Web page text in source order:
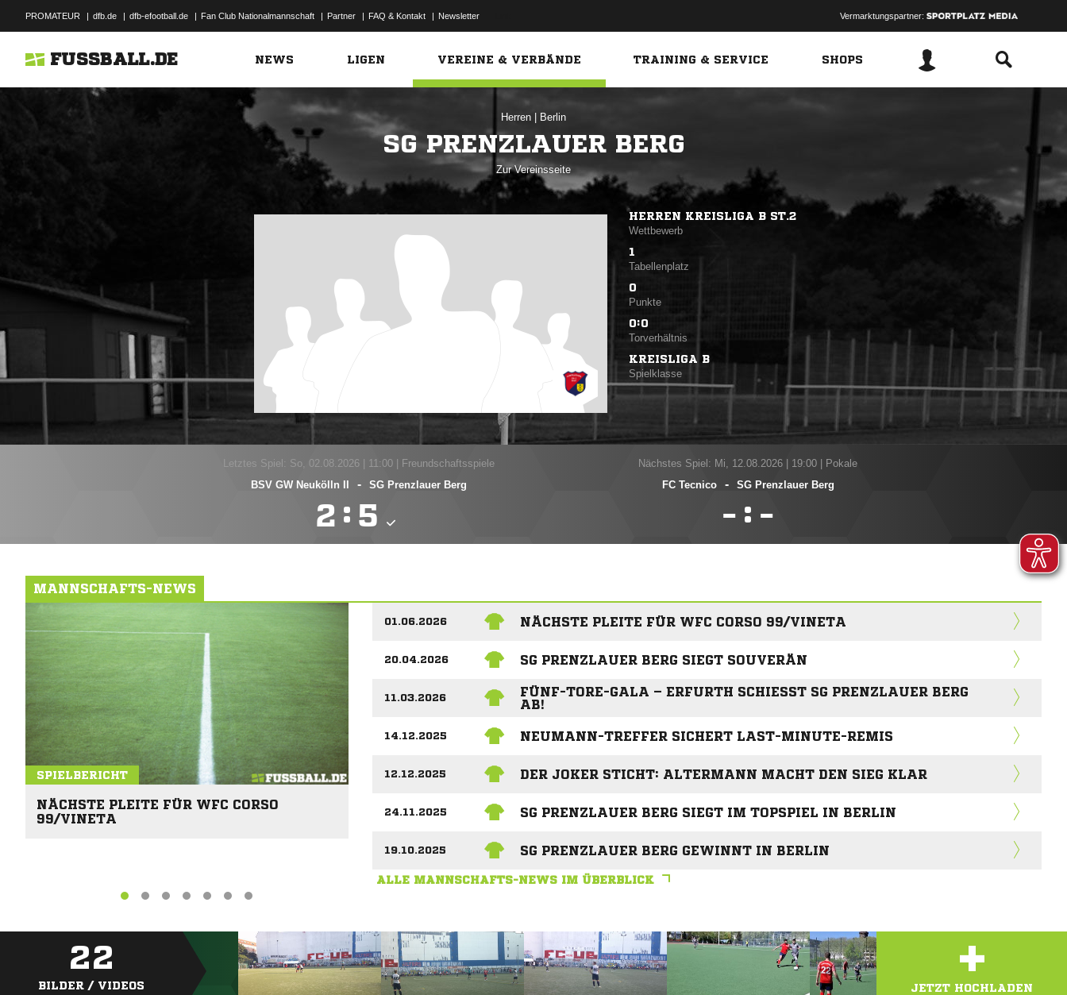
PROMATEUR | dfb.de | dfb-efootball.de | Fan Club Nationalmannschaft | Partner | FAQ & Kontakt | Newsletter Vermarktungspartner:
FUSSBALL.DE NEWS LIGEN VEREINE & VERBÄNDE TRAINING & SERVICE SHOPS
Herren Berlin
SG PRENZLAUER BERG
Zur Vereinsseite
HERREN KREISLIGA B ST.2
Wettbewerb
1
Tabellenplatz
0
Punkte
0:0
Torverhältnis
KREISLIGA B
Spielklasse
Letztes Spiel: So, 02.08.2026
11:00 | Freundschaftsspiele
BSV GW Neukölln II
- SG Prenzlauer Berg
 : 
Nächstes Spiel: Mi, 12.08.2026
19:00 | Pokale
FC Tecnico
- SG Prenzlauer Berg
 : 
MANNSCHAFTS-NEWS
SPIELBERICHT
NÄCHSTE PLEITE FÜR WFC CORSO
99/VINETA
01.06.2026 NÄCHSTE PLEITE FÜR WFC CORSO 99/VINETA
20.04.2026 SG PRENZLAUER BERG SIEGT SOUVERÄN
11.03.2026
FÜNF-TORE-GALA – ERFURTH SCHIESST SG PRENZLAUER BERG A
B!
14.12.2025 NEUMANN-TREFFER SICHERT LAST-MINUTE-REMIS
12.12.2025 DER JOKER STICHT: ALTERMANN MACHT DEN SIEG KLAR
24.11.2025 SG PRENZLAUER BERG SIEGT IM TOPSPIEL IN BERLIN
19.10.2025 SG PRENZLAUER BERG GEWINNT IN BERLIN
ALLE MANNSCHAFTS-NEWS IM ÜBERBLICK
22
BILDER / VIDEOS +
JETZT HOCHLADEN